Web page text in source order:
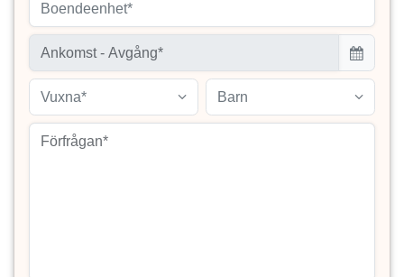
Boendeenhet*
Vuxna* Barn